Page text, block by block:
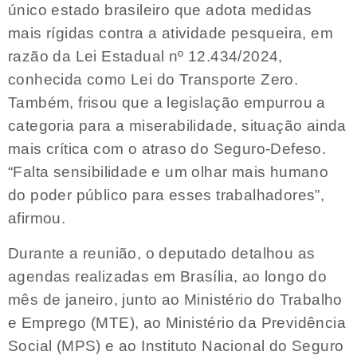
único estado brasileiro que adota medidas
mais rígidas contra a atividade pesqueira, em
razão da Lei Estadual nº 12.434/2024,
conhecida como Lei do Transporte Zero.
Também, frisou que a legislação empurrou a
categoria para a miserabilidade, situação ainda
mais crítica com o atraso do Seguro-Defeso.
“Falta sensibilidade e um olhar mais humano
do poder público para esses trabalhadores”,
afirmou.
Durante a reunião, o deputado detalhou as
agendas realizadas em Brasília, ao longo do
mês de janeiro, junto ao Ministério do Trabalho
e Emprego (MTE), ao Ministério da Previdência
Social (MPS) e ao Instituto Nacional do Seguro